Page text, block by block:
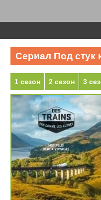
Сериал Под стук
1 сезон 2 сезон 3